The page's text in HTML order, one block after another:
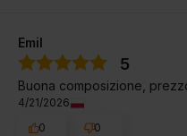
Emil
5
Buona composizione,
4/21/2026
0
0